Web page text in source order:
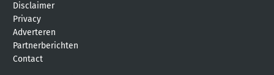
Disclaimer
Privacy
Adverteren
Partnerberichten
Contact